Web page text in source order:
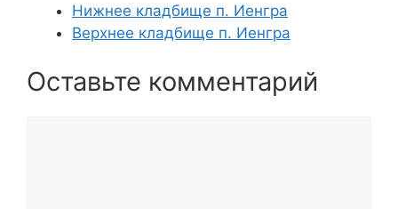
Нижнее кладбище п. Иенгра
Верхнее кладбище п. Иенгра
Оставьте комментарий